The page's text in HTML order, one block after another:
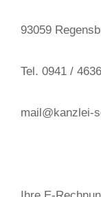
93059
Tel. 0941 /
mail@kanzlei-